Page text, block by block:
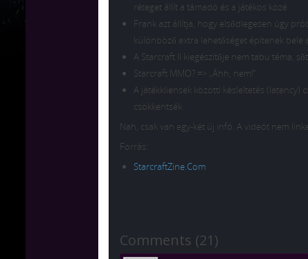
réteget állít a támadó és a játékos közé
Frank azt állítja, hogy elsődlegesen úgy
különböző extra lehetőséget építenek bele
A Starcraft II kiegészítője nem tabu téma,
Starcraft MMO? => „Áhh, nem!”
A játékkliensek közötti késleltetés
csökkentsék
Nah, csak van egy-két új infó. A videót nem
Forrás:
StarcraftZine.Com
Comments (21)